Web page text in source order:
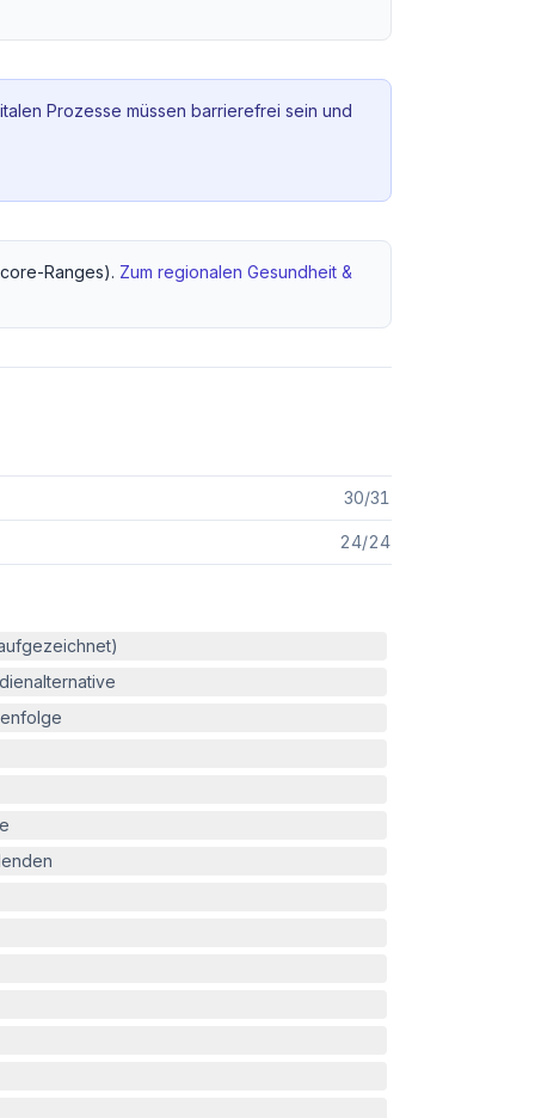
Prozesse müssen barrierefrei sein und
Ranges). Zum regionalen Gesundheit &
30/31
24/24